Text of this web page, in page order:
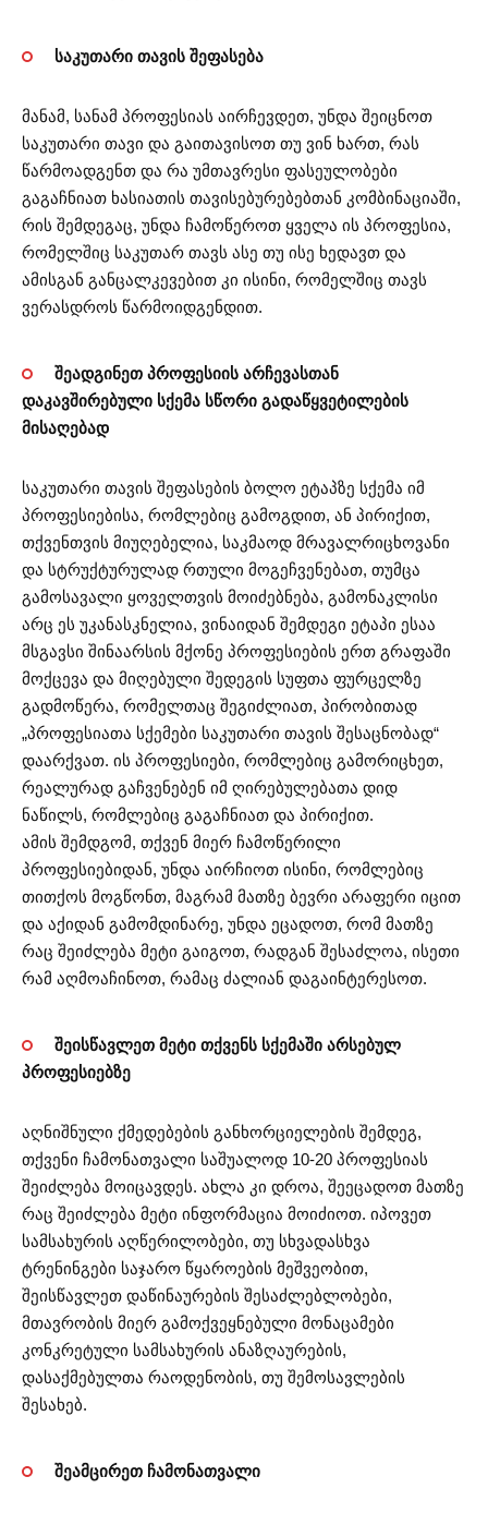
საკუთარი თავის შეფასება
მანამ, სანამ პროფესიას აირჩევდეთ, უნდა შეიცნოთ
საკუთარი თავი და გაითავისოთ თუ ვინ ხართ, რას
წარმოადგენთ და რა უმთავრესი ფასეულობები
გაგაჩნიათ ხასიათის თავისებურებებთან კომბინაციაში,
რის შემდეგაც, უნდა ჩამოწეროთ ყველა ის პროფესია,
რომელშიც საკუთარ თავს ასე თუ ისე ხედავთ და
ამისგან განცალკევებით კი ისინი, რომელშიც თავს
ვერასდროს წარმოიდგენდით.
შეადგინეთ პროფესიის არჩევასთან
დაკავშირებული სქემა სწორი გადაწყვეტილების
მისაღებად
საკუთარი თავის შეფასების ბოლო ეტაპზე სქემა იმ
პროფესიებისა, რომლებიც გამოგდით, ან პირიქით,
თქვენთვის მიუღებელია, საკმაოდ მრავალრიცხოვანი
და სტრუქტურულად რთული მოგეჩვენებათ, თუმცა
გამოსავალი ყოველთვის მოიძებნება, გამონაკლისი
არც ეს უკანასკნელია, ვინაიდან შემდეგი ეტაპი ესაა
მსგავსი შინაარსის მქონე პროფესიების ერთ გრაფაში
მოქცევა და მიღებული შედეგის სუფთა ფურცელზე
გადმოწერა, რომელთაც შეგიძლიათ, პირობითად
„პროფესიათა სქემები საკუთარი თავის შესაცნობად“
დაარქვათ. ის პროფესიები, რომლებიც გამორიცხეთ,
რეალურად გაჩვენებენ იმ ღირებულებათა დიდ
ნაწილს, რომლებიც გაგაჩნიათ და პირიქით.
ამის შემდგომ, თქვენ მიერ ჩამოწერილი
პროფესიებიდან, უნდა აირჩიოთ ისინი, რომლებიც
თითქოს მოგწონთ, მაგრამ მათზე ბევრი არაფერი იცით
და აქიდან გამომდინარე, უნდა ეცადოთ, რომ მათზე
რაც შეიძლება მეტი გაიგოთ, რადგან შესაძლოა, ისეთი
რამ აღმოაჩინოთ, რამაც ძალიან დაგაინტერესოთ.
შეისწავლეთ მეტი თქვენს სქემაში არსებულ
პროფესიებზე
აღნიშნული ქმედებების განხორციელების შემდეგ,
თქვენი ჩამონათვალი საშუალოდ 10-20 პროფესიას
შეიძლება მოიცავდეს. ახლა კი დროა, შეეცადოთ მათზე
რაც შეიძლება მეტი ინფორმაცია მოიძიოთ. იპოვეთ
სამსახურის აღწერილობები, თუ სხვადასხვა
ტრენინგები საჯარო წყაროების მეშვეობით,
შეისწავლეთ დაწინაურების შესაძლებლობები,
მთავრობის მიერ გამოქვეყნებული მონაცამები
კონკრეტული სამსახურის ანაზღაურების,
დასაქმებულთა რაოდენობის, თუ შემოსავლების
შესახებ.
შეამცირეთ ჩამონათვალი